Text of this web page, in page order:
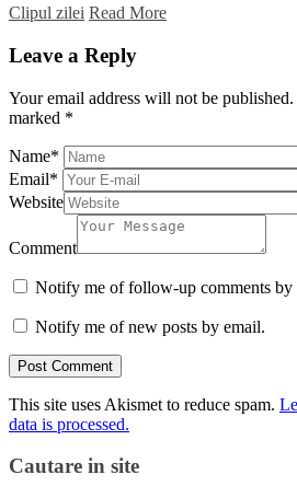
Clipul zilei Read More
Leave a Reply
Your email address will not be published.
marked *
Name*
Email*
Website
Comment
Notify me of follow-up comments by
Notify me of new posts by email.
This site uses Akismet to reduce spam.
data is processed.
Cautare in site